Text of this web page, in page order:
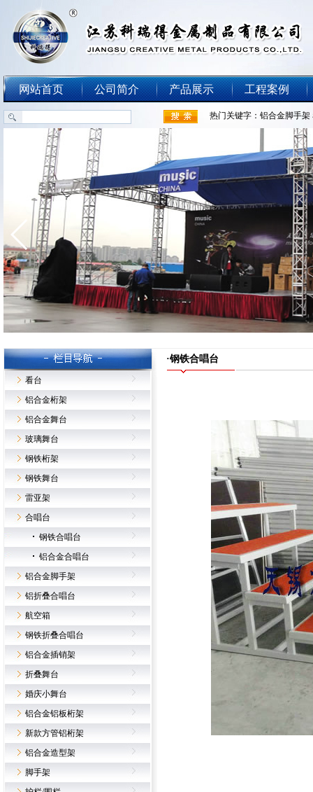
网站首页 公司简介 产品展示 工程案例
热门关键字： 铝合金脚手架
看台
铝合金桁架
铝合金舞台
玻璃舞台
钢铁桁架
钢铁舞台
雷亚架
合唱台
钢铁合唱台
铝合金合唱台
铝合金脚手架
铝折叠合唱台
航空箱
钢铁折叠合唱台
铝合金插销架
折叠舞台
婚庆小舞台
铝合金铝板桁架
新款方管铝桁架
铝合金造型架
脚手架
·钢铁合唱台